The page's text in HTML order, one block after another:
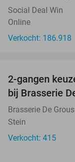
Social Deal Win
Online
Verkocht: 186.918
2-gangen
bij Brasserie
Brasserie De Grous
Stein
Verkocht: 415